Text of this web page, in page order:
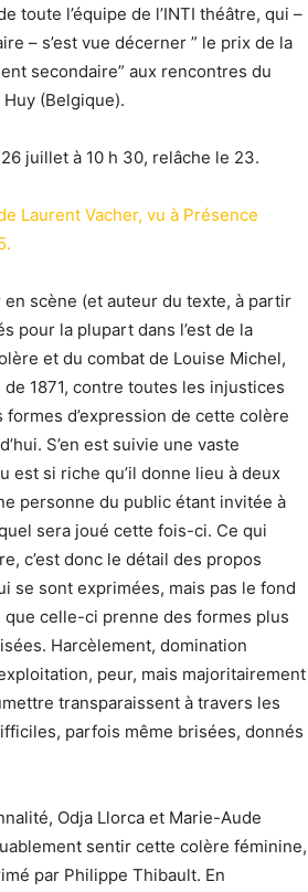
toute l’équipe de l’INTI théâtre, qui –
– s’est vue décerner ” le prix de la
secondaire” aux rencontres du
(Belgique).
26 juillet à 10 h 30, relâche le 23.
Laurent Vacher, vu à Présence
en scène (et auteur du texte, à partir
pour la plupart dans l’est de la
et du combat de Louise Michel,
1871, contre toutes les injustices
d’expression de cette colère
S’en est suivie une vaste
est si riche qu’il donne lieu à deux
personne du public étant invitée à
sera joué cette fois-ci. Ce qui
c’est donc le détail des propos
se sont exprimées, mais pas le fond
celle-ci prenne des formes plus
Harcèlement, domination
peur, mais majoritairement
transparaissent à travers les
parfois même brisées, donnés
Odja Llorca et Marie-Aude
sentir cette colère féminine,
par Philippe Thibault. En